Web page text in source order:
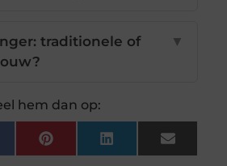
traditionele of
▼
hem dan op:
PinterestLinkedInEmail